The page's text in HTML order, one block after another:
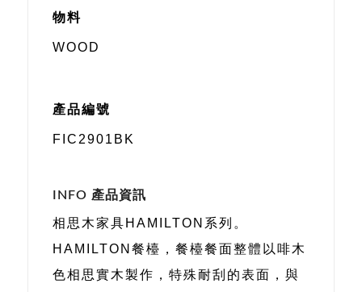
物料
WOOD
產品編號
FIC2901BK
INFO 產品資訊
相思木家具HAMILTON系列。
HAMILTON餐檯，餐檯餐面整體以啡木
色相思實木製作，特殊耐刮的表面，與